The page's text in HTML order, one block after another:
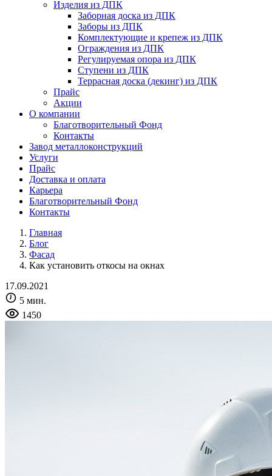
Изделия из ДПК
Заборная доска из ДПК
Заборы из ДПК
Комплектующие и крепеж из ДПК
Ограждения из ДПК
Регулируемая опора из ДПК
Ступени из ДПК
Террасная доска (декинг) из ДПК
Прайс
Акции
О компании
Благотворительный Фонд
Контакты
Завод металлоконструкций
Услуги
Прайс
Доставка и оплата
Карьера
Благотворительный Фонд
Контакты
Главная
Блог
Фасад
Как установить откосы на окнах
17.09.2021
5 мин.
1450